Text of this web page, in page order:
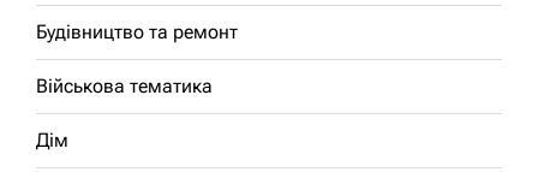
Будівництво та ремонт
Військова тематика
Дім